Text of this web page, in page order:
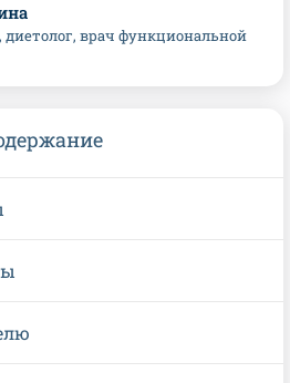
диетолог, врач функциональной